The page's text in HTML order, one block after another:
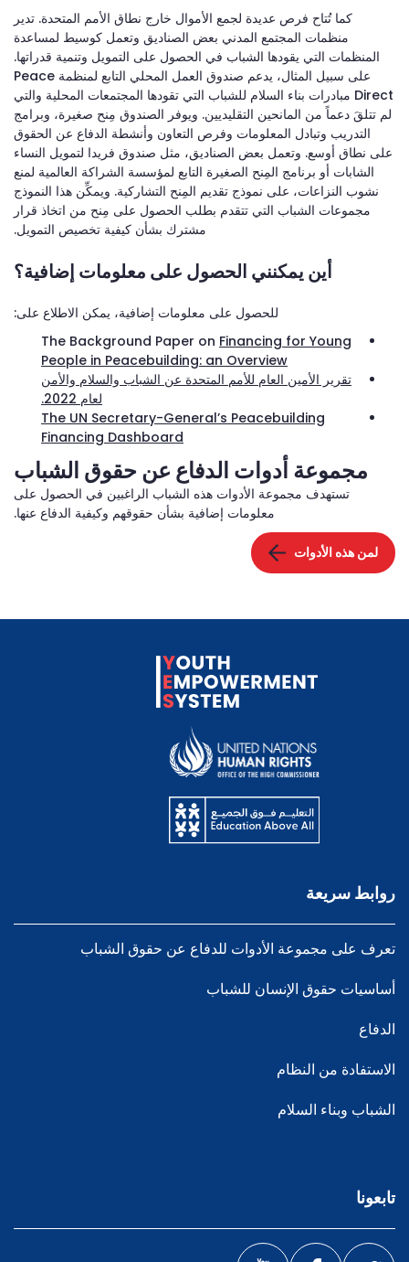
كما تُتاح فرص عديدة لجمع الأموال خارج نطاق الأمم المتحدة. تدير
منظمات المجتمع المدني بعض الصناديق وتعمل كوسيط لمساعدة
المنظمات التي يقودها الشباب في الحصول على التمويل وتنمية قدراتها.
على سبيل المثال، يدعم صندوق العمل المحلي التابع لمنظمة Peace
Direct مبادرات بناء السلام للشباب التي تقودها المجتمعات المحلية والتي
لم تتلقَ دعماً من المانحين التقليديين. ويوفر الصندوق مِنح صغيرة، وبرامج
التدريب وتبادل المعلومات وفرص التعاون وأنشطة الدفاع عن الحقوق
على نطاق أوسع. وتعمل بعض الصناديق، مثل صندوق فريدا لتمويل النساء
الشابات أو برنامج المِنح الصغيرة التابع لمؤسسة الشراكة العالمية لمنع
نشوب النزاعات، على نموذج تقديم المِنح التشاركية. ويمكِّن هذا النموذج
مجموعات الشباب التي تتقدم بطلب الحصول على مِنح من اتخاذ قرار
مشترك بشأن كيفية تخصيص التمويل.
أين يمكنني الحصول على معلومات إضافية؟
للحصول على معلومات إضافية، يمكن الاطلاع على:
The Background Paper on Financing for Young
People in Peacebuilding: an Overview
تقرير الأمين العام للأمم المتحدة عن الشباب والسلام والأمن
لعام 2022.
The UN Secretary-General’s Peacebuilding
Financing Dashboard
مجموعة أدوات الدفاع عن حقوق الشباب
تستهدف مجموعة الأدوات هذه الشباب الراغبين في الحصول على
معلومات إضافية بشأن حقوقهم وكيفية الدفاع عنها.
لمن هذه الأدوات
روابط سريعة
تعرف على مجموعة الأدوات للدفاع عن حقوق الشباب
أساسيات حقوق الإنسان للشباب
الدفاع
الاستفادة من النظام
الشباب وبناء السلام
تابعونا